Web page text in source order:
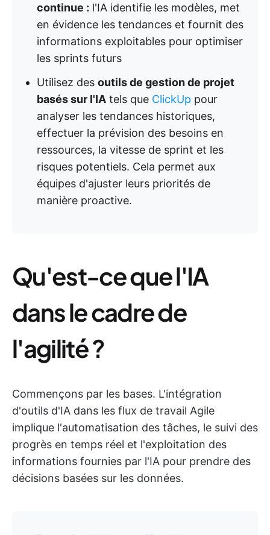
continue : l'IA identifie les modèles, met
en évidence les tendances et fournit des
informations exploitables pour optimiser
les sprints futurs
Utilisez des outils de gestion de projet
basés sur l'IA tels que ClickUp pour
analyser les tendances historiques,
effectuer la prévision des besoins en
ressources, la vitesse de sprint et les
risques potentiels. Cela permet aux
équipes d'ajuster leurs priorités de
manière proactive.
Qu'est-ce que l'IA
dans le cadre de
l'agilité ?
Commençons par les bases. L'intégration
d'outils d'IA dans les flux de travail Agile
implique l'automatisation des tâches, le suivi des
progrès en temps réel et l'exploitation des
informations fournies par l'IA pour prendre des
décisions basées sur les données.